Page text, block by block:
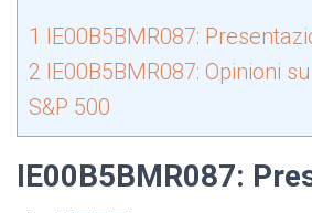
1 IE00B5BMR087:
2 IE00B5BMR087: Opinioni
S&P 500
IE00B5BMR087: